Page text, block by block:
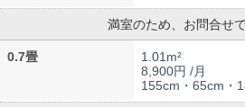
満室のため、お問合せ
0.7畳
1.01m²
8,900円 /月
155cm・65cm・